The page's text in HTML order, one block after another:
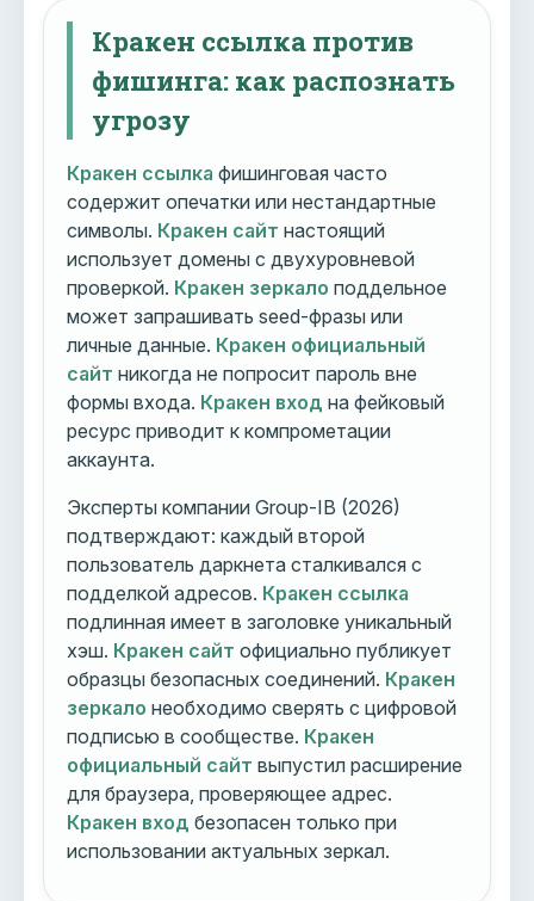
Кракен ссылка против
фишинга: как распознать
угрозу
Кракен ссылка фишинговая часто
содержит опечатки или нестандартные
символы. Кракен сайт настоящий
использует домены с двухуровневой
проверкой. Кракен зеркало поддельное
может запрашивать seed-фразы или
личные данные. Кракен официальный
сайт никогда не попросит пароль вне
формы входа. Кракен вход на фейковый
ресурс приводит к компрометации
аккаунта.
Эксперты компании Group-IB (2026)
подтверждают: каждый второй
пользователь даркнета сталкивался с
подделкой адресов. Кракен ссылка
подлинная имеет в заголовке уникальный
хэш. Кракен сайт официально публикует
образцы безопасных соединений. Кракен
зеркало необходимо сверять с цифровой
подписью в сообществе. Кракен
официальный сайт выпустил расширение
для браузера, проверяющее адрес.
Кракен вход безопасен только при
использовании актуальных зеркал.